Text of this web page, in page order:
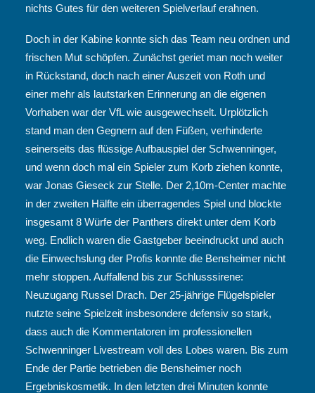
nichts Gutes für den weiteren Spielverlauf erahnen.
Doch in der Kabine konnte sich das Team neu ordnen und
frischen Mut schöpfen. Zunächst geriet man noch weiter
in Rückstand, doch nach einer Auszeit von Roth und
einer mehr als lautstarken Erinnerung an die eigenen
Vorhaben war der VfL wie ausgewechselt. Urplötzlich
stand man den Gegnern auf den Füßen, verhinderte
seinerseits das flüssige Aufbauspiel der Schwenninger,
und wenn doch mal ein Spieler zum Korb ziehen konnte,
war Jonas Gieseck zur Stelle. Der 2,10m-Center machte
in der zweiten Hälfte ein überragendes Spiel und blockte
insgesamt 8 Würfe der Panthers direkt unter dem Korb
weg. Endlich waren die Gastgeber beeindruckt und auch
die Einwechslung der Profis konnte die Bensheimer nicht
mehr stoppen. Auffallend bis zur Schlusssirene:
Neuzugang Russel Drach. Der 25-jährige Flügelspieler
nutzte seine Spielzeit insbesondere defensiv so stark,
dass auch die Kommentatoren im professionellen
Schwenninger Livestream voll des Lobes waren. Bis zum
Ende der Partie betrieben die Bensheimer noch
Ergebniskosmetik. In den letzten drei Minuten konnte